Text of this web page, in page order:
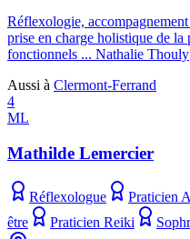
Réflexologie,
prise en charge holistique de la
fonctionnels ... Nathalie Thouly
Aussi à Clermont-Ferrand
4
ML
Mathilde Lemercier
Réflexologue Praticien
être
Praticien Reiki